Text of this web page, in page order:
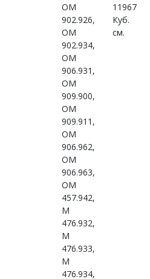
OM
902.926,
OM
902.934,
OM
906.931,
OM
909.900,
OM
909.911,
OM
906.962,
OM
906.963,
OM
457.942,
M
476.932,
M
476.933,
M
476.934,
11967
Куб.
см.